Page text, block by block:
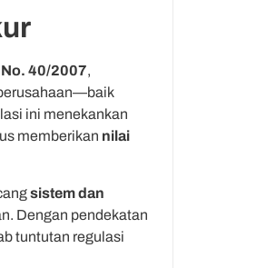
40/2007,
ini menekankan
memberikan nilai
sistem dan
Dengan pendekatan
tuntutan regulasi